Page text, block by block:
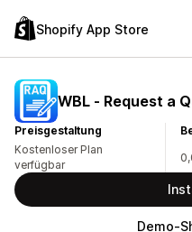
Shopify App Store
WBL ‑ Request a
Preisgestaltung
Kostenloser Plan
verfügbar
Demo-